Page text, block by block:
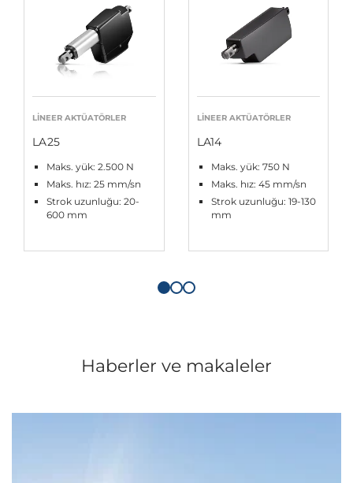
LINEER AKTÜATÖRLER
LA25
Maks. yük: 2.500 N
Maks. hız: 25 mm/sn
Strok uzunluğu: 20-
600 mm
LINEER AKTÜATÖRLER
LA14
Maks. yük: 750 N
Maks. hız: 45 mm/sn
Strok uzunluğu: 19-130
mm
Haberler ve makaleler